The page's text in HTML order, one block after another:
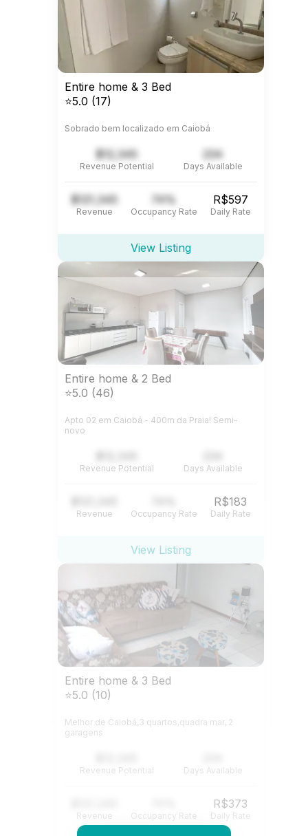
Entire home & 3 Bed
⭐5.0 (17)
Sobrado bem localizado em Caiobá
$12,345
Revenue Potential
234
Days Available
$121,345
Revenue
74%
Occupancy Rate
R$597
Daily Rate
View Listing
Entire home & 2 Bed
⭐5.0 (46)
Apto 02 em Caiobá - 400m da Praia! Semi-
novo
Revenue Potential Days Available
Revenue Occupancy Rate
R$183
Daily Rate
View Listing
Entire home & 3 Bed
⭐5.0 (10)
Melhor de Caiobá,3 quartos,quadra mar, 2
garagens
Revenue Potential Days Available
Revenue Occupancy Rate
R$373
Daily Rate